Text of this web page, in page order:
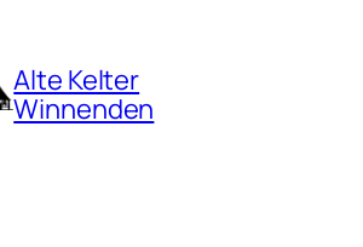
Alte Kelter
Winnenden